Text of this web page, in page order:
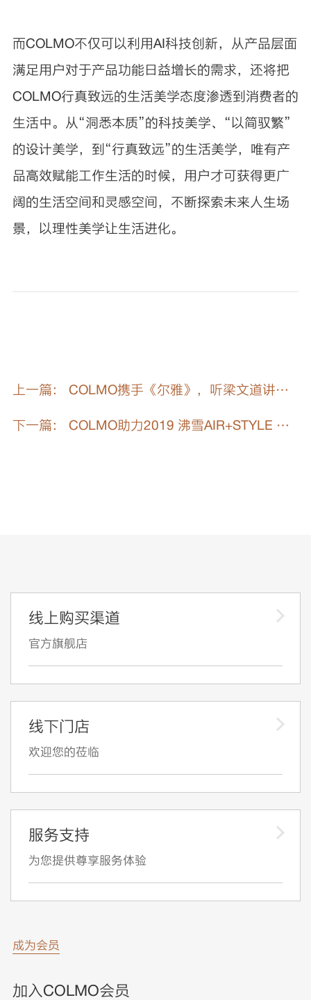
而COLMO不仅可以利用AI科技创新，从产品层面
满足用户对于产品功能日益增长的需求，还将把
COLMO行真致远的生活美学态度渗透到消费者的
生活中。从“洞悉本质”的科技美学、“以简驭繁”
的设计美学，到“行真致远”的生活美学，唯有产
品高效赋能工作生活的时候，用户才可获得更广
阔的生活空间和灵感空间，不断探索未来人生场
景，以理性美学让生活进化。
上一篇： COLMO携手《尔雅》，听梁文道讲述
下一篇： COLMO助力2019 沸雪AIR+STYLE 圆
线上购买渠道
官方旗舰店
线下门店
欢迎您的莅临
服务支持
为您提供尊享服务体验
成为会员
加入COLMO会员